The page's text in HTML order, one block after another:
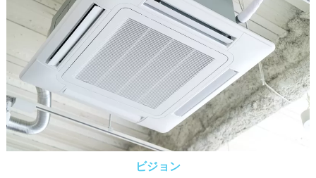
ビジョン